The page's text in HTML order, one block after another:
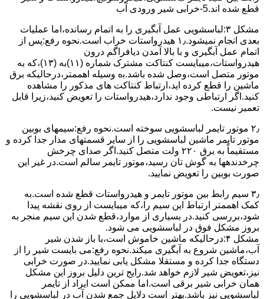
ﻗﻄﻊ ﺷﺪه اند.5-خرابی شیر ورودی آب
مشکل ۳:لباسشویی ﻋﻤﻞ آﺑﮕﯿﺮی را ﺑﻪ اﺗﻤﺎم رﺳﺎﻧﺪه،اﻣﺎ ﻋﻤﻠﯿﺎت
ﺑﻌﺪی اﻧﺠﺎم نمیشود.۱٫ ﻫﯿﺪرواﺳﺘﺎت ﺧﺮاب اﺳﺖ.نحوه رﻓﻊ:ﭘﺲ از
اﺗﻤﺎم عمل آﺑﮕﯿﺮی و ﺑﺎ ﺑﺎﻻ آﻣﺪن دﯾﺎﻓﺮاﮔﻢ درون
ﻫﯿﺪرواﺳﺘﺎت،میبایست ﮐﻨﺘﺎﮐﺖ ﻣﺸﺘﺮک شماره (۱۱)به (۱۳)،ﮐﻪ ﺑﻪ
ﻣﻮﺗﻮر ﻣﺘﺼﻞ اﺳﺖ،وﺻﻞ ﺷﺪه ﺑﺎﺷﺪ.ﺑه وسیله اهممتر،درحالیکه ﺑﺮق
ﻣﺎﺷﯿﻦ را ﻗﻄﻊ کرده اید،ارﺗﺒﺎط ﮐﻨﺘﺎﮐﺖ ﻫﺎی ﻣﺬﮐﻮر را ﻣﺸﺎﻫﺪه
کنید.اﮔﺮ ارﺗﺒﺎطی وجود ندارد،ﻫﯿﺪرواﺳﺘﺎت را ﺗﻌﻮﯾﺾ ﮐﻨﯿﺪ،زﯾﺮا قابل
ﺗﻌﻤﯿﺮ نیست.
۲٫ ﻣﻮﺗﻮر ﺗﺎﯾﻤﺮ لباسشویی ﺳﻮﺧﺘﻪ اﺳﺖ.نحوه رﻓﻊ:سیمهای ﺑﻮﺑﯿﻦ
ﻣﻮﺗﻮر ﺗﺎﯾﻤﺮ ماشین لباسشویی را از ﺳﺎﯾﺮ قسمتهای ﻣﺪار ﺟﺪا کرده و
مستقیماً ﺑﻪ برق ۲۲۰ وﻟﺖ ﻣﺘﺼﻞ کنید.اﮔﺮ ﺻﺪای ﭼﺮﺧﺶ
چرخدندهها به گوش تان رﺳﯿﺪ،ﻣﻮﺗﻮر ﺗﺎﯾﻤﺮ ﺳﺎﻟﻢ اﺳﺖ.در ﻏﯿﺮ اﯾﻦ
ﺻﻮرت ﺑﻮﺑﯿﻦ را ﺗﻌﻮﯾﺾ ﻧﻤﺎﯾﯿﺪ.
۳٫ ﺳﯿﻢ راﺑﻂ ﺑﯿﻦ ﻣﻮﺗﻮر ﺗﺎﯾﻤﺮ و ﻫﯿﺪرواﺳﺘﺎت ﻗﻄﻊ ﺷﺪه اﺳﺖ.به
کمک اهممتر ارﺗﺒﺎط اﯾﻦ ﺳﯿﻢ را،ﮐﻪ میبایست از روی ﻧﻘﺸﻪ ﭘﯿﺪا
ﺷﻮد،بررسی ﮐﻨﯿﺪ.در ﺑﺴﯿﺎری از موارد،ﻗﻄﻊ ﺷﺪن اﯾﻦ ﺳﯿﻢ ﻣﻨﺠﺮ ﺑﻪ
ﺑﺮوز مشکل ﻓﻮق در لباسشویی می شود.
مشکل ۴:درحالیکه ﻣﺎﺷﯿﻦ ﺧﺎﻣﻮش اﺳﺖ،ﺑﺎ ﺑﺎز ﺷﺪن ﺷﯿﺮ
آب،ﻣﺎﺷﯿﻦ ﺷﺮوع ﺑﻪ آﺑﮕﯿﺮی میکند.نحوه رﻓﻊ:می بایست ﺷﯿﺮ را از
دستگاه جدا کرده و مستقلا مشکل یابی نمایید.در صورت خرابی
نیز،تعویض شیر لازم خواهد شد.رایج ترین دلیل بروز این مشکل
همان خرابی شیر برقی است.اما ممکن است ایراد از تایمر
لباسشویی نیز باشد.بهتر است دلایل جمع شدن آب در لباسشویی را